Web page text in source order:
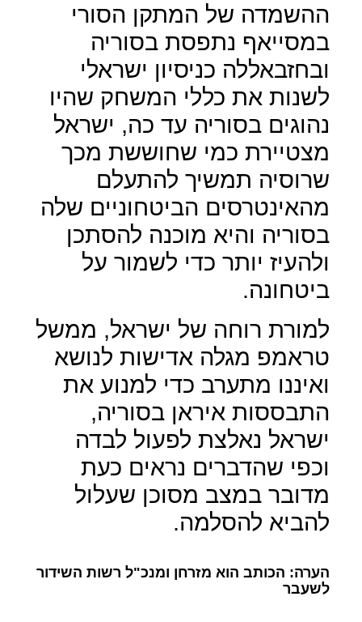
ההשמדה של המתקן הסורי
במסייאף נתפסת בסוריה
ובחזבאללה כניסיון ישראלי
לשנות את כללי המשחק שהיו
נהוגים בסוריה עד כה, ישראל
מצטיירת כמי שחוששת מכך
שרוסיה תמשיך להתעלם
מהאינטרסים הביטחוניים שלה
בסוריה והיא מוכנה להסתכן
ולהעיז יותר כדי לשמור על
ביטחונה.
למורת רוחה של ישראל, ממשל
טראמפ מגלה אדישות לנושא
ואיננו מתערב כדי למנוע את
התבססות איראן בסוריה,
ישראל נאלצת לפעול לבדה
וכפי שהדברים נראים כעת
מדובר במצב מסוכן שעלול
להביא להסלמה.
הערה: הכותב הוא מזרחן ומנכ"ל רשות השידור
לשעבר